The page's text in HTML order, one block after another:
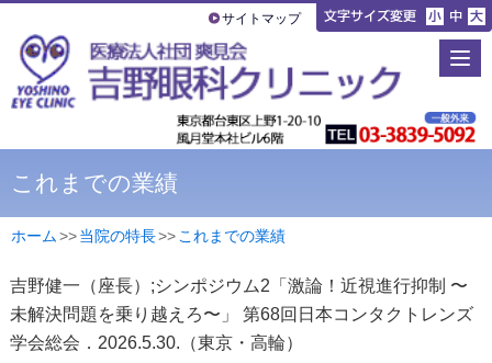
サイトマップ
これまでの業績
ホーム >> 当院の特長>> これまでの業績
吉野健一（座長）;シンポジウム2「激論！近視進行抑制 〜
未解決問題を乗り越えろ〜」 第68回日本コンタクトレンズ
学会総会．2026.5.30.（東京・高輪）